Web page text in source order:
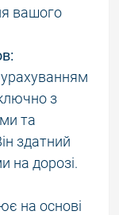
вашого
з
та
здатний
на дорозі.
на основі